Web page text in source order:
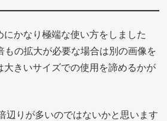
かなり極端な使い方をしました
もの拡大が必要な場合は別の画像を
大きいサイズでの使用を諦めるかが
辺りが多いのではないかと思います